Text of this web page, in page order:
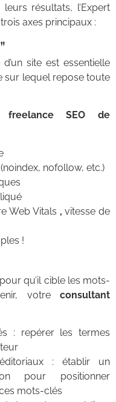
résultats, l’Expert
axes principaux :
site est essentielle
sur lequel repose toute
freelance SEO de
nofollow, etc.)
Web Vitals , vitesse de
!
qu’il cible les mots-
votre consultant
: repérer les termes
: établir un
pour positionner
mots-clés